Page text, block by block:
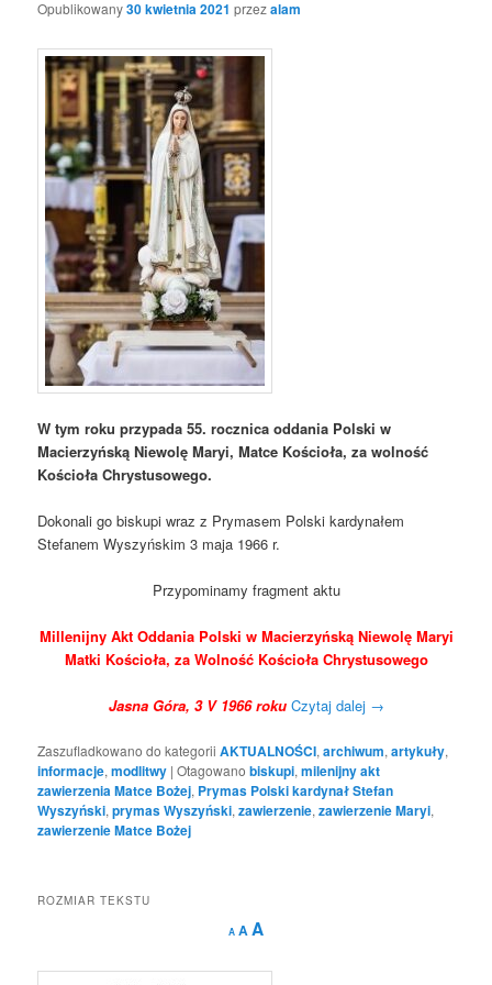
Opublikowany30 kwietnia 2021 przezalam
W tym roku przypada 55. rocznica oddania Polski w
Macierzyńską Niewolę Maryi, Matce Kościoła, za wolność
Kościoła Chrystusowego.
Dokonali go biskupi wraz z Prymasem Polski kardynałem
Stefanem Wyszyńskim 3 maja 1966 r.
Przypominamy fragment aktu
Millenijny Akt Oddania Polski w Macierzyńską Niewolę Maryi
Matki Kościoła, za Wolność Kościoła Chrystusowego
Jasna Góra, 3 V 1966 roku Czytaj dalej →
Zaszufladkowano do kategorii AKTUALNOŚCI,archiwum,artykuły,
informacje,modlitwy |Otagowano biskupi,milenijny akt
zawierzenia Matce Bożej, Prymas Polski kardynał Stefan
Wyszyński,prymas Wyszyński,zawierzenie,zawierzenie Maryi,
zawierzenie Matce Bożej
ROZMIAR TEKSTU
A
Decrease
font
A Reset
AIncrease